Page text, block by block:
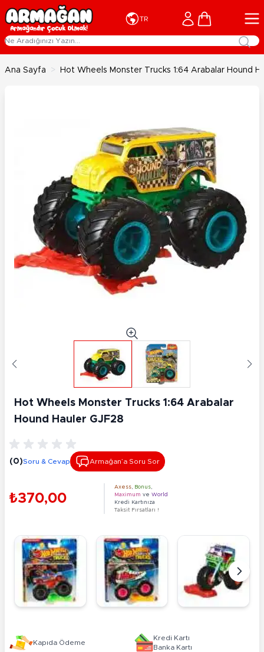
İçeriğe geç
TR Cart
Ana Sayfa > Hot Wheels Monster Trucks 1:64 Arabalar Hound
Hot Wheels Monster Trucks 1:64 Arabalar
Hound Hauler GJF28
(0)Soru & Cevap Armağan’a Soru Sor
₺370,00
Axess Bonus
Maximum ve World
Kredi Kartınıza
Taksit Fırsatları !
Kapıda Ödeme
Kredi Kartı
Banka Kartı